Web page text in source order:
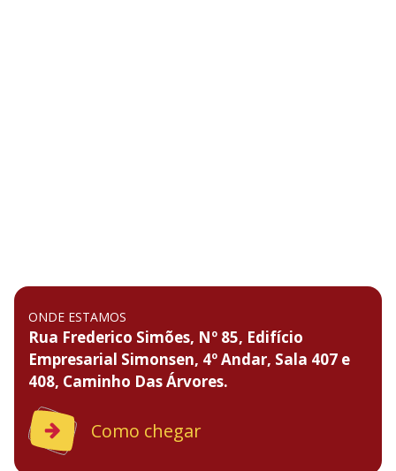
ONDE ESTAMOS
Rua Frederico Simões, Nº 85, Edifício
Empresarial Simonsen, 4º Andar, Sala 407 e
408, Caminho Das Árvores.
Como chegar